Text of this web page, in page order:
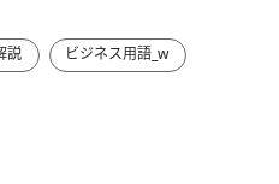
説
ビジネス用語_w